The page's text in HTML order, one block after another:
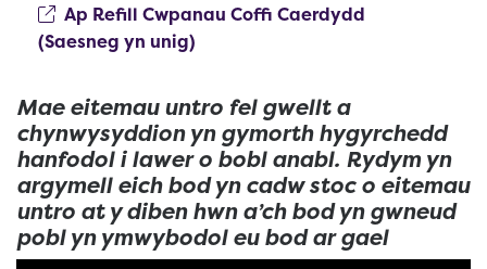
Ap Refill Cwpanau Coffi Caerdydd
(Saesneg yn unig)
Mae eitemau untro fel gwellt a
chynwysyddion yn gymorth hygyrchedd
hanfodol i lawer o bobl anabl. Rydym yn
argymell eich bod yn cadw stoc o eitemau
untro at y diben hwn a’ch bod yn gwneud
pobl yn ymwybodol eu bod ar gael